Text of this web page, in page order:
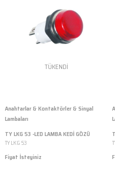
TÜKENDI
Anahtarlar & Kontaktörler & Sinyal
Lambaları
TY LKG 53 -LED LAMBA KEDİ GÖZÜ
TY LKG 53
Fiyat İsteyiniz